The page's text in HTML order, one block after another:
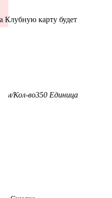
Клубную карту будет
Кол-во350 Единица